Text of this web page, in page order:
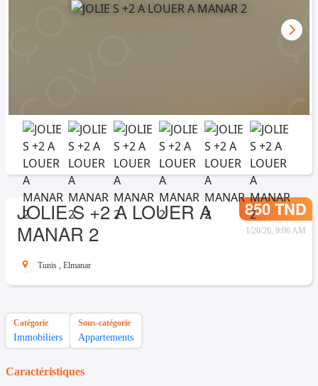
JOLIE S +2 A LOUER A
MANAR 2
850 TND
1/20/26, 9:06 AM
Tunis , Elmanar
Catégorie
Immobiliers
Sous-catégorie
Appartements
Caractéristiques